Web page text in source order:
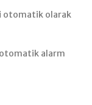
otomatik olarak
otomatik alarm